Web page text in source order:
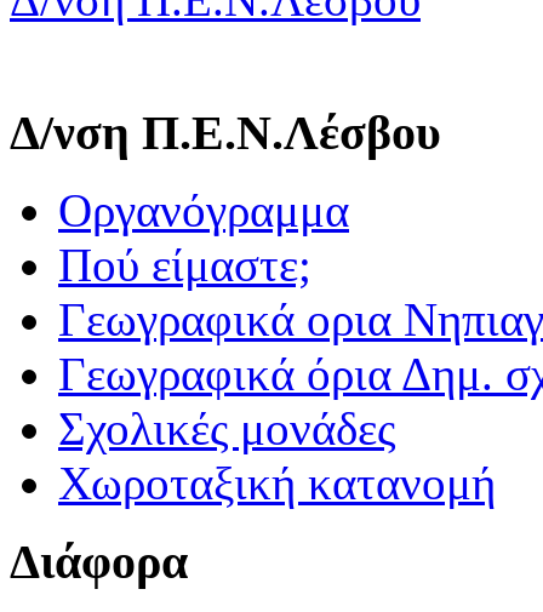
Δ/νση Π.Ε.Ν.Λέσβου
Οργανόγραμμα
Πού είμαστε;
Γεωγραφικά ορια
Γεωγραφικά όρια Δημ.
Σχολικές μονάδες
Χωροταξική κατανομή
Διάφορα